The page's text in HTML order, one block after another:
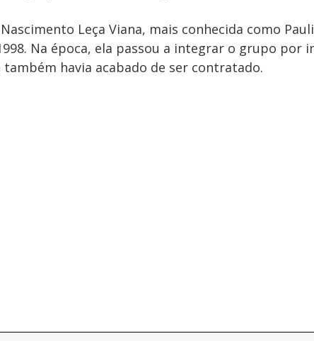
Leça Viana, mais conhecida como
Na época, ela passou a integrar o grupo por
havia acabado de ser contratado.